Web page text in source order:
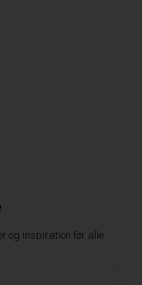
og inspiration før alle